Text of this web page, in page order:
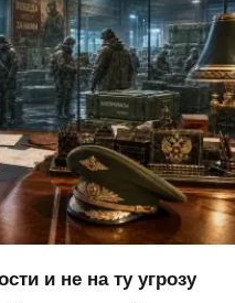
и не на ту угрозу